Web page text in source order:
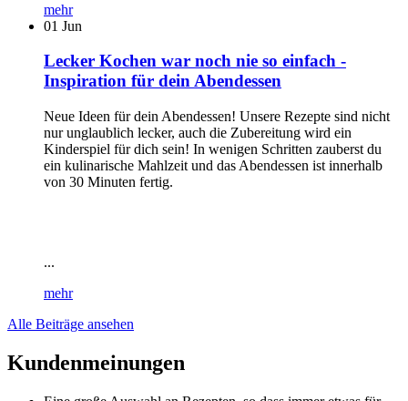
mehr
01 Jun
Lecker Kochen war noch nie so einfach -
Inspiration für dein Abendessen
Neue Ideen für dein Abendessen! Unsere Rezepte sind nicht
nur unglaublich lecker, auch die Zubereitung wird ein
Kinderspiel für dich sein! In wenigen Schritten zauberst du
ein kulinarische Mahlzeit und das Abendessen ist innerhalb
von 30 Minuten fertig.
...
mehr
Alle Beiträge ansehen
Kundenmeinungen